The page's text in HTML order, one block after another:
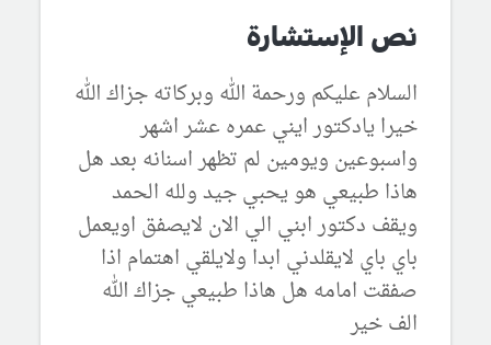
نص الإستشارة
السلام عليكم ورحمة الله وبركاته جزاك الله
خيرا يادكتور ايني عمره عشر اشهر
واسبوعين ويومين لم تظهر اسنانه بعد هل
هاذا طبيعي هو يحبي جيد ولله الحمد
ويقف دكتور ابني الي الان لايصفق اويعمل
باي باي لايقلدني ابدا ولايلقي اهتمام اذا
صفقت امامه هل هاذا طبيعي جزاك الله
الف خير